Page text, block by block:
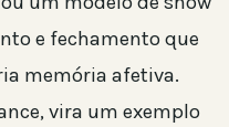
e fechamento que
memória afetiva.
vira um exemplo